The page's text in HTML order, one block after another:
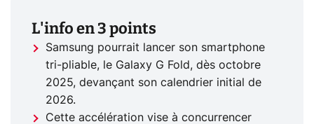
L'info en 3 points
Samsung pourrait lancer son smartphone
tri-pliable, le Galaxy G Fold, dès octobre
2025, devançant son calendrier initial de
2026.
Cette accélération vise à concurrencer